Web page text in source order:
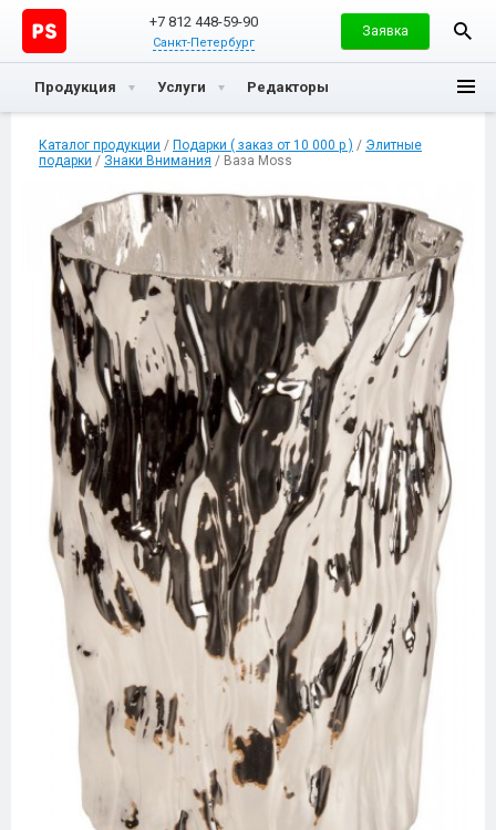
+7 812 448-59-90
Санкт-Петербург
Заявка
Продукция Услуги Редакторы
Каталог продукции / Подарки ( заказ от 10 000 р ) / Элитные
подарки / Знаки Внимания / Ваза Moss